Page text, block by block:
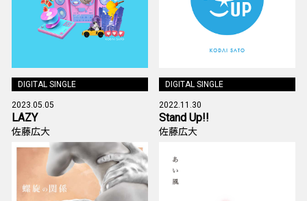
DIGITAL SINGLE
2023.05.05
LAZY
佐藤広大
DIGITAL SINGLE
2022.11.30
Stand Up!!
佐藤広大